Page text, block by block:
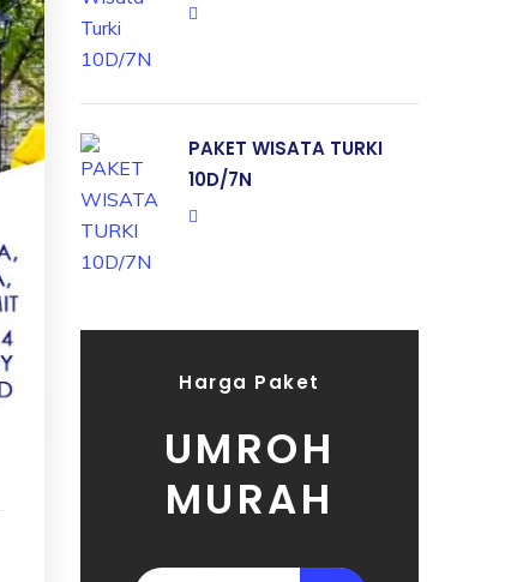
PAKET WISATA TURKI
10D/7N
Harga Paket
UMROH
MURAH